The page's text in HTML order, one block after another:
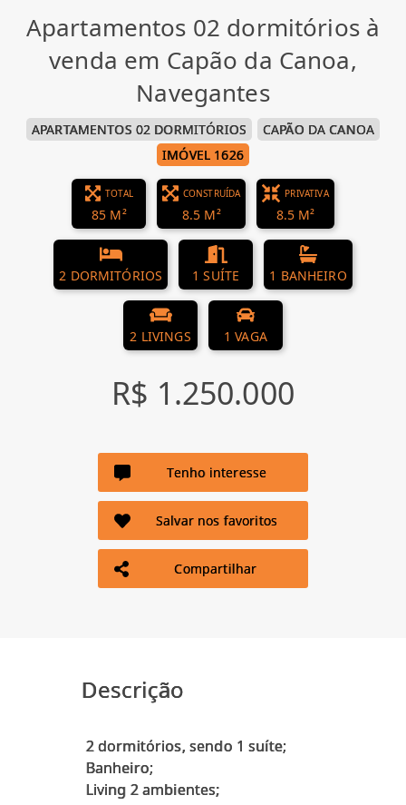
Apartamentos 02 dormitórios à
venda em Capão da Canoa,
Navegantes
APARTAMENTOS 02 DORMITÓRIOS
CAPÃO DA CANOA
IMÓVEL 1626
TOTAL
85 M²
CONSTRUÍDA
8.5 M²
PRIVATIVA
8.5 M²
2 DORMITÓRIOS 1 SUÍTE 1 BANHEIRO
2 LIVINGS 1 VAGA
R$ 1.250.000
Tenho interesse
Salvar nos favoritos
Compartilhar
Descrição
2 dormitórios, sendo 1 suíte;
Banheiro;
Living 2 ambientes;